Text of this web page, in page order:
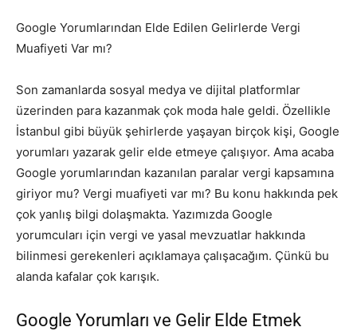
Google Yorumlarından Elde Edilen Gelirlerde Vergi
Muafiyeti Var mı?
Son zamanlarda sosyal medya ve dijital platformlar
üzerinden para kazanmak çok moda hale geldi. Özellikle
İstanbul gibi büyük şehirlerde yaşayan birçok kişi, Google
yorumları yazarak gelir elde etmeye çalışıyor. Ama acaba
Google yorumlarından kazanılan paralar vergi kapsamına
giriyor mu? Vergi muafiyeti var mı? Bu konu hakkında pek
çok yanlış bilgi dolaşmakta. Yazımızda Google
yorumcuları için vergi ve yasal mevzuatlar hakkında
bilinmesi gerekenleri açıklamaya çalışacağım. Çünkü bu
alanda kafalar çok karışık.
Google Yorumları ve Gelir Elde Etmek